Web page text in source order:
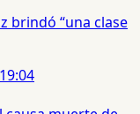
brindó “una clase